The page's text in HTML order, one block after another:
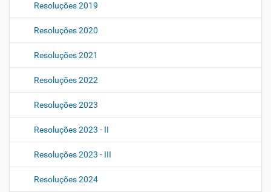
Resoluções 2019
Resoluções 2020
Resoluções 2021
Resoluções 2022
Resoluções 2023
Resoluções 2023 - II
Resoluções 2023 - III
Resoluções 2024